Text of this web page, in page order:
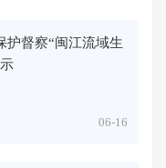
护督察“闽江流域生
06-16